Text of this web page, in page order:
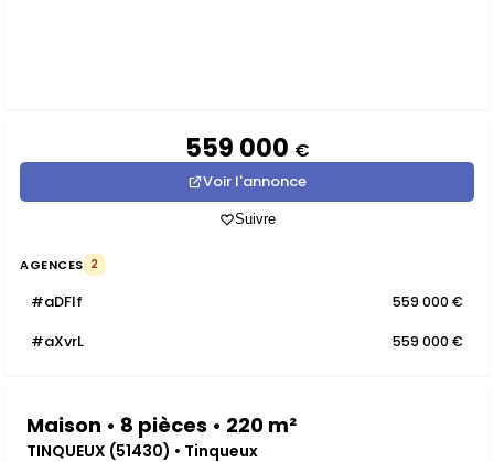
559 000 €
Voir l'annonce
Suivre
AGENCES 2
#aDFIf 559 000 €
#aXvrL 559 000 €
Maison • 8 pièces • 220 m²
TINQUEUX (51430) • Tinqueux